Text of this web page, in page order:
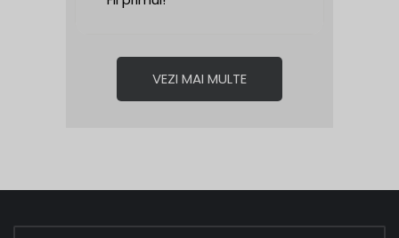
VEZI MAI MULTE